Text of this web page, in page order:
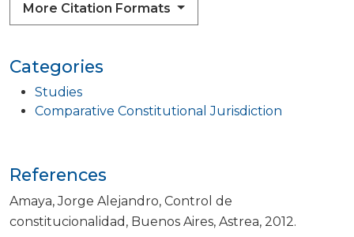
Categories
Studies
Comparative Constitutional Jurisdiction
More Citation Formats
References
Amaya, Jorge Alejandro, Control de
constitucionalidad, Buenos Aires, Astrea, 2012.